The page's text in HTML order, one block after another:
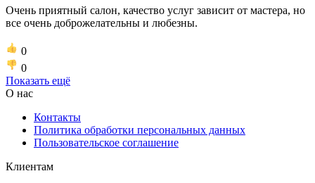
Очень приятный салон, качество услуг зависит от мастера, но
все очень доброжелательны и любезны.
0
0
Показать ещё
О нас
Контакты
Политика обработки персональных данных
Пользовательское соглашение
Клиентам